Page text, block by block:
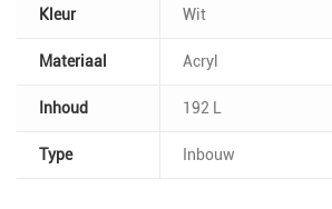
Kleur Wit
Materiaal Acryl
Inhoud 192 L
Type Inbouw